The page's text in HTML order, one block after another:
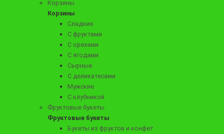
Корзины
Корзины
Сладкие
С фруктами
С орехами
С ягодами
Сырные
С деликатесами
Мужские
С клубникой
Фруктовые букеты
Фруктовые букеты
Букеты из фруктов и конфет
Мужской букет «Пенный день»